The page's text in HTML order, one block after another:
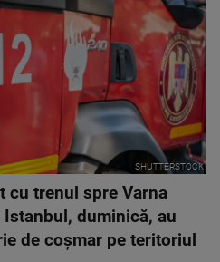
SHUTTERSTOCK
cu trenul spre Varna
duminică, au
de coșmar pe teritoriul